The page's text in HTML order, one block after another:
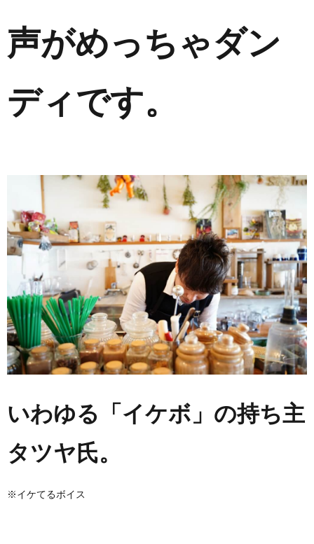
声がめっちゃダン
ディです。
いわゆる「イケボ」の持ち主
タツヤ氏。
※イケてるボイス